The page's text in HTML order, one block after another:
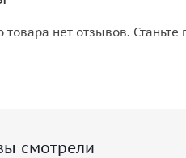
товара нет отзывов.
смотрели